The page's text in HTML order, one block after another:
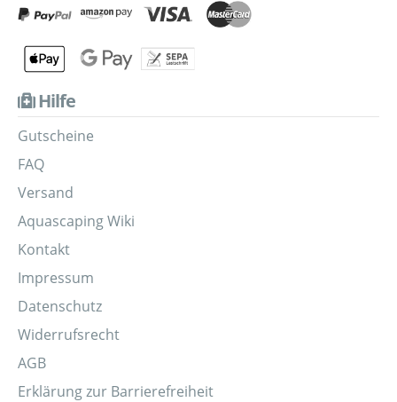
Hilfe
Gutscheine
FAQ
Versand
Aquascaping Wiki
Kontakt
Impressum
Datenschutz
Widerrufsrecht
AGB
Erklärung zur Barrierefreiheit